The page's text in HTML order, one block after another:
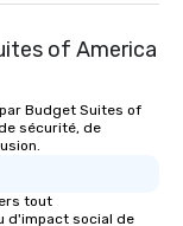
of America
Budget Suites of
sécurité, de
tout
d'impact social de